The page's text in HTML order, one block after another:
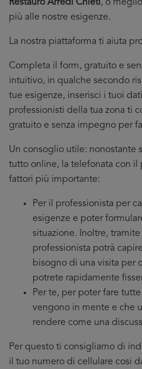
Restauro Arredi Chieti, o
più alle nostre esigenze.
La nostra piattaforma ti aiuta
Completa il form, gratuito e
intuitivo, in qualche secondo
tue esigenze, inserisci i tuoi
professionisti della tua zona ti
gratuito e senza impegno per
Un consoglio utile: nonostante
tutto online, la telefonata con il
fattori più importante:
Per il professionista per
esigenze e poter
situazione. Inoltre, tramite
professionista potrà
bisogno di una visita per
potrete rapidamente
Per te, per poter fare
vengono in mente e che
rendere come una
Per questo ti consigliamo di
il tuo numero di cellulare cosi